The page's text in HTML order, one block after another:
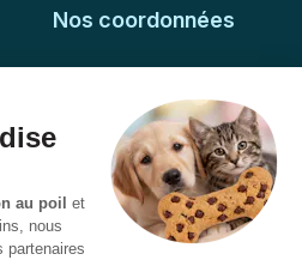
Nos coordonnées
51-55 rue Hoche
94767
Ivry-sur-Seine
Pas encore client ?
Mail :
adhesion@assuropoil.com
Tel :
01 77 94 89 02